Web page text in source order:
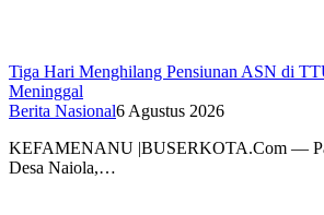
Tiga Hari Menghilang Pensiunan ASN di
Meninggal
Berita Nasional6 Agustus 2026
KEFAMENANU |BUSERKOTA.Com —
Desa Naiola,…